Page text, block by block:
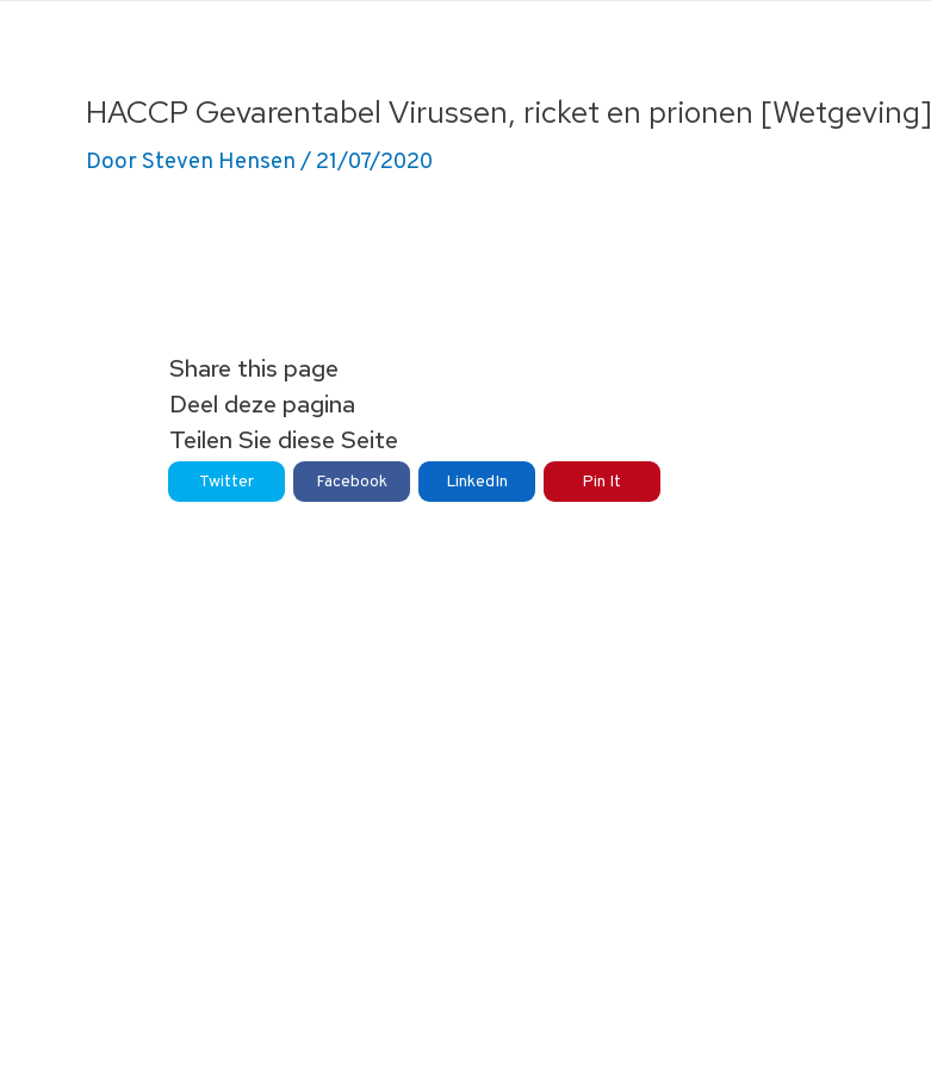
HACCP Gevarentabel Virussen, ricket en prionen [Wetgeving]
DoorSteven Hensen / 21/07/2020
Share this page
Deel deze pagina
Teilen Sie diese Seite
Twitter Facebook LinkedIn Pin It